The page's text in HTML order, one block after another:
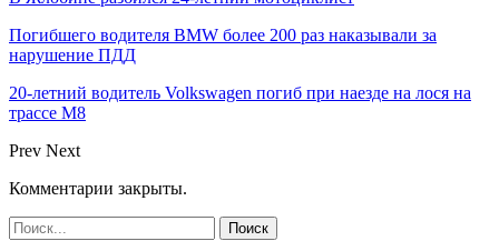
Погибшего водителя BMW более 200 раз наказывали за
нарушение ПДД
20-летний водитель Volkswagen погиб при наезде на лося на
трассе М8
Prev Next
Комментарии закрыты.